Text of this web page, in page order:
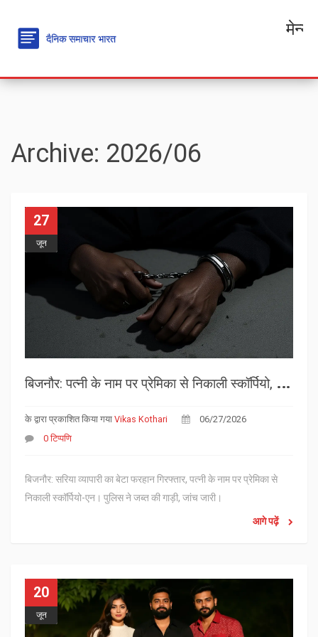
मेन्यू
Archive: 2026/06
27
जून
ब
िजनौर: पत्नी के नाम पर प्रेमिका से निकाली स्कॉर्पियो, व्यापारी का बेटा गिरफ्तार
के द्वारा प्रकाशित किया गया Vikas Kothari
06/27/2026
0 टिप्पणि
बिजनौर: सरिया व्यापारी का बेटा फरहान गिरफ्तार, पत्नी के नाम पर प्रेमिका से
निकाली स्कॉर्पियो-एन। पुलिस ने जब्त की गाड़ी, जांच जारी।
आगे पढ़ें
20
जून